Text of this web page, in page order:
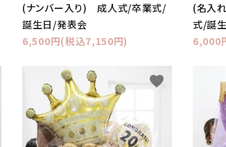
(ナンバー入り) 成人式/卒業式/
誕生日/発表会
6,500円(税込7,150円)
(名入
式/誕
6,000
favorite